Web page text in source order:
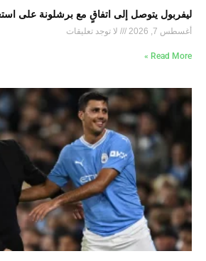
ليفربول يتوصل إلى اتفاقٍ مع برشلونة على
أغسطس 7, 2026 لا توجد تعليقات
Read More »